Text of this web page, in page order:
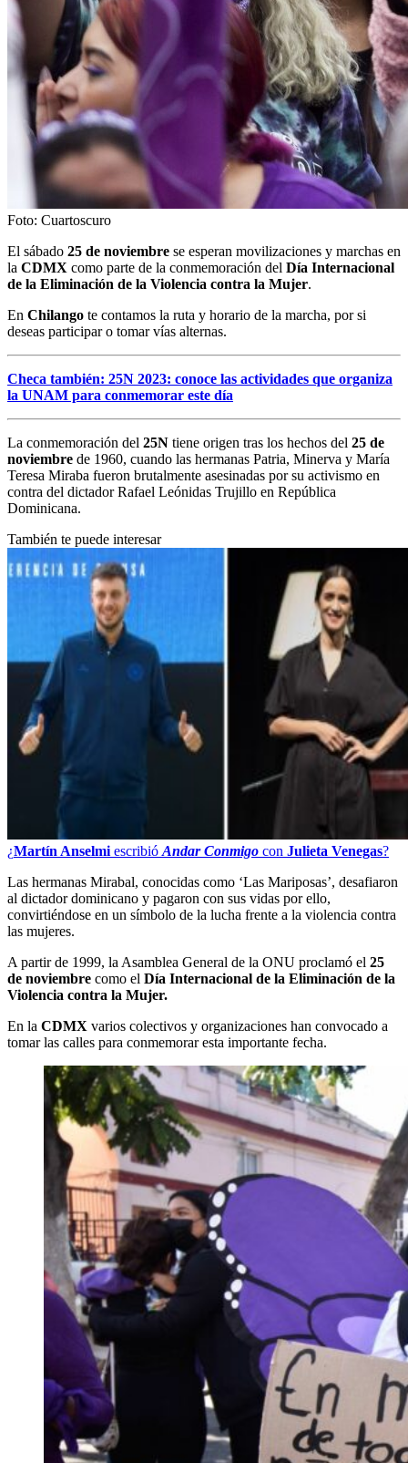
Foto: Cuartoscuro
El sábado 25 de noviembre se esperan movilizaciones y marchas en
la CDMX como parte de la conmemoración del Día Internacional
de la Eliminación de la Violencia contra la Mujer.
En Chilango te contamos la ruta y horario de la marcha, por si
deseas participar o tomar vías alternas.
Checa también: 25N 2023: conoce las actividades que organiza
la UNAM para conmemorar este día
La conmemoración del 25N tiene origen tras los hechos del 25 de
noviembre de 1960, cuando las hermanas Patria, Minerva y María
Teresa Miraba fueron brutalmente asesinadas por su activismo en
contra del dictador Rafael Leónidas Trujillo en República
Dominicana.
También te puede interesar
¿Martín Anselmi escribió Andar Conmigo con Julieta Venegas?
Las hermanas Mirabal, conocidas como ‘Las Mariposas’, desafiaron
al dictador dominicano y pagaron con sus vidas por ello,
convirtiéndose en un símbolo de la lucha frente a la violencia contra
las mujeres.
A partir de 1999, la Asamblea General de la ONU proclamó el 25
de noviembre como el Día Internacional de la Eliminación de la
Violencia contra la Mujer.
En la CDMX varios colectivos y organizaciones han convocado a
tomar las calles para conmemorar esta importante fecha.